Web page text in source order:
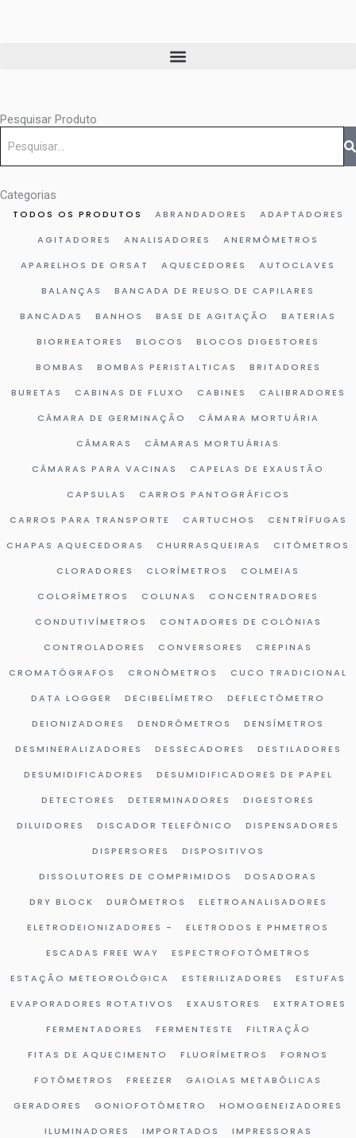
Pesquisar Produto
Categorias
ABRANDADORES ADAPTADORES
AGITADORES ANALISADORES ANERMÔMETROS
APARELHOS DE ORSAT AQUECEDORES AUTOCLAVES
BALANÇAS BANCADA DE REUSO DE CAPILARES
BANCADAS BANHOS BASE DE AGITAÇÃO BATERIAS
BIORREATORES BLOCOS BLOCOS DIGESTORES
BOMBAS BOMBAS PERISTALTICAS BRITADORES
BURETAS CABINAS DE FLUXO CABINES CALIBRADORES
CÂMARA DE GERMINAÇÃO CÂMARA MORTUÁRIA
CÂMARAS CÂMARAS MORTUÁRIAS
CÂMARAS PARA VACINAS CAPELAS DE EXAUSTÃO
CAPSULAS CARROS PANTOGRÁFICOS
CARROS PARA TRANSPORTE CARTUCHOS CENTRÍFUGAS
CHAPAS AQUECEDORAS CHURRASQUEIRAS CITÔMETROS
CLORADORES CLORÍMETROS COLMEIAS
COLORÍMETROS COLUNAS CONCENTRADORES
CONDUTIVÍMETROS CONTADORES DE COLÔNIAS
CONTROLADORES CONVERSORES CREPINAS
CROMATÓGRAFOS CRONÔMETROS CUCO TRADICIONAL
DATA LOGGER DECIBELÍMETRO DEFLECTÔMETRO
DEIONIZADORES DENDRÔMETROS DENSÍMETROS
DESMINERALIZADORES DESSECADORES DESTILADORES
DESUMIDIFICADORES DESUMIDIFICADORES DE PAPEL
DETECTORES DETERMINADORES DIGESTORES
DILUIDORES DISCADOR TELEFÔNICO DISPENSADORES
DISPERSORES DISPOSITIVOS
DISSOLUTORES DE COMPRIMIDOS DOSADORAS
DRY BLOCK DURÔMETROS ELETROANALISADORES
ELETRODEIONIZADORES - ELETRODOS E PHMETROS
ESCADAS FREE WAY ESPECTROFOTÔMETROS
ESTAÇÃO METEOROLÓGICA ESTERILIZADORES ESTUFAS
EVAPORADORES ROTATIVOS EXAUSTORES EXTRATORES
FERMENTADORES FERMENTESTE FILTRAÇÃO
FITAS DE AQUECIMENTO FLUORÍMETROS FORNOS
FOTÔMETROS FREEZER GAIOLAS METABÓLICAS
GERADORES GONIOFOTÔMETRO HOMOGENEIZADORES
ILUMINADORES IMPORTADOS IMPRESSORAS
TODOS OS PRODUTOS